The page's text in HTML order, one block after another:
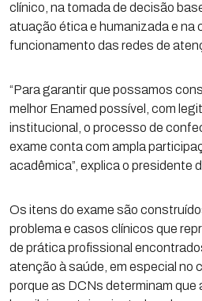
clínico, na tomada de decisão
atuação ética e humanizada e na
funcionamento das redes de
“Para garantir que possamos
melhor Enamed possível, com
institucional, o processo de
exame conta com ampla
acadêmica”, explica o presidente
Os itens do exame são
problema e casos clínicos que
de prática profissional
atenção à saúde, em especial no
porque as DCNs determinam que